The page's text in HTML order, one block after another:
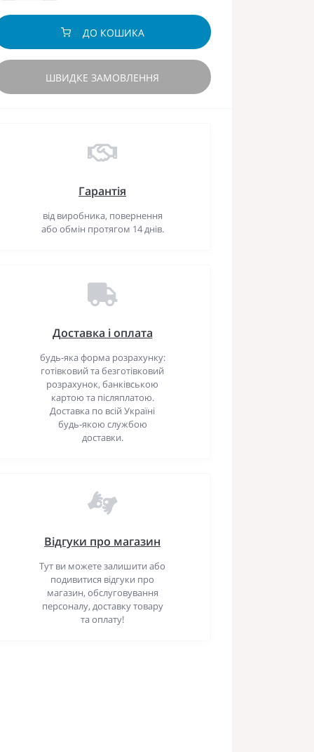
ДО КОШИКА
ШВИДКЕ ЗАМОВЛЕННЯ
Гарантія
від виробника, повернення
або обмін протягом 14 днів.
Доставка і оплата
будь-яка форма розрахунку:
готівковий та безготівковий
розрахунок, банківською
картою та післяплатою.
Доставка по всій Україні
будь-якою службою
доставки.
Відгуки про магазин
Тут ви можете залишити або
подивитися відгуки про
магазин, обслуговування
персоналу, доставку товару
та оплату!